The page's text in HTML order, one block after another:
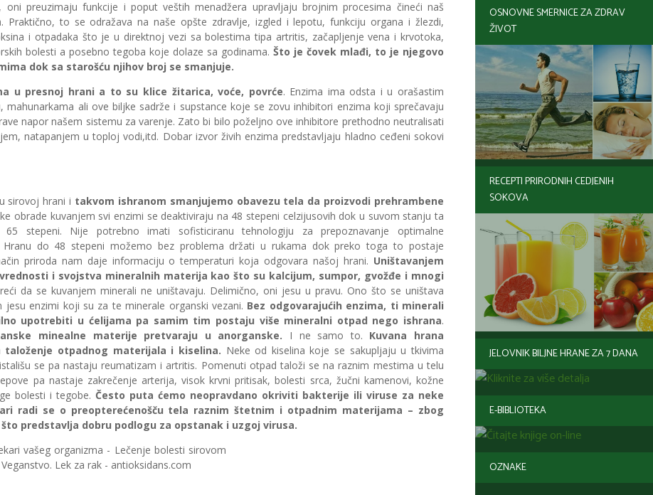
OSNOVNE SMERNICE ZA ZDRAV
ŽIVOT
RECEPTI PRIRODNIH CEDJENIH
SOKOVA
JELOVNIK BILJNE HRANE ZA 7 DANA
E-BIBLIOTEKA
OZNAKE
preuzimaju funkcije i poput veštih menadžera upravljaju brojnim procesima čineći naš
Praktično, to se odražava na naše opšte zdravlje, izgled i lepotu, funkciju organa i žlezdi,
i otpadaka što je u direktnoj vezi sa bolestima tipa artritis, začapljenje vena i krvotoka,
bolesti a posebno tegoba koje dolaze sa godinama. Što je čovek mlađi, to je njegovo
dok sa starošću njihov broj se smanjuje.
u presnoj hrani a to su klice žitarica, voće, povrće. Enzima ima odsta i u orašastim
mahunarkama ali ove biljke sadrže i supstance koje se zovu inhibitori enzima koji sprečavaju
napor našem sistemu za varenje. Zato bi bilo poželjno ove inhibitore prethodno neutralisati
natapanjem u toploj vodi,itd. Dobar izvor živih enzima predstavljaju hladno ceđeni sokovi
sirovoj hrani i takvom ishranom smanjujemo obavezu tela da proizvodi prehrambene
obrade kuvanjem svi enzimi se deaktiviraju na 48 stepeni celzijusovih dok u suvom stanju ta
65 stepeni. Nije potrebno imati sofisticiranu tehnologiju za prepoznavanje optimalne
Hranu do 48 stepeni možemo bez problema držati u rukama dok preko toga to postaje
priroda nam daje informaciju o temperaturi koja odgovara našoj hrani. Uništavanjem
i svojstva mineralnih materija kao što su kalcijum, sumpor, gvožđe i mnogi
da se kuvanjem minerali ne uništavaju. Delimično, oni jesu u pravu. Ono što se uništava
enzimi koji su za te minerale organski vezani. Bez odgovarajućih enzima, ti minerali
upotrebiti u ćelijama pa samim tim postaju više mineralni otpad nego ishrana.
minealne materije pretvaraju u anorganske. I ne samo to. Kuvana hrana
taloženje otpadnog materijala i kiselina. Neke od kiselina koje se sakupljaju u tkivima
se pa nastaju reumatizam i artritis. Pomenuti otpad taloži se na raznim mestima u telu
pa nastaje zakrečenje arterija, visok krvni pritisak, bolesti srca, žučni kamenovi, kožne
bolesti i tegobe.Često puta ćemo neopravdano okriviti bakterije ili viruse za neke
radi se o preopterećenošču tela raznim štetnim i otpadnim materijama – zbog
predstavlja dobru podlogu za opstanak i uzgoj virusa.